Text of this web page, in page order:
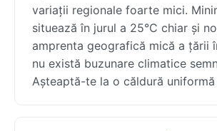
variații regionale foarte mici.
situează în jurul a 25°C chiar și
amprenta geografică mică a țării
nu există buzunare climatice
Așteaptă-te la o căldură